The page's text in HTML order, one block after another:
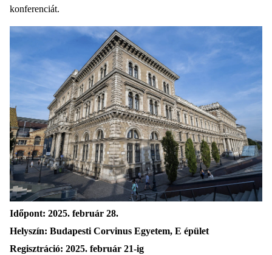
konferenciát.
Időpont: 2025. február 28.
Helyszín: Budapesti Corvinus Egyetem, E épület
Regisztráció: 2025. február 21-ig